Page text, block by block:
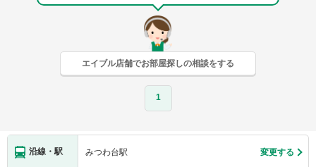
エイブル店舗でお部屋探しの相談をする
1
沿線・駅 みつわ台駅 変更する